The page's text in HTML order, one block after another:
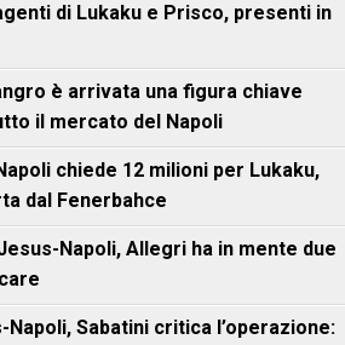
di Lukaku e Prisco, presenti in
è arrivata una figura chiave
il mercato del Napoli
chiede 12 milioni per Lukaku,
dal Fenerbahce
Napoli, Allegri ha in mente due
Napoli, Sabatini critica l’operazione: